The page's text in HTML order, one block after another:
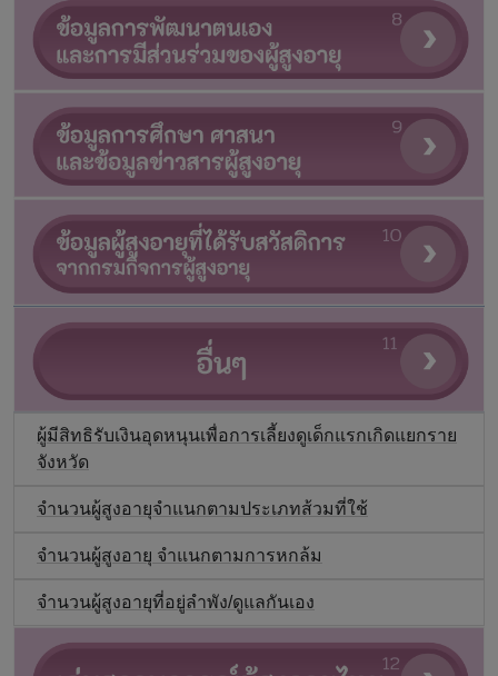
ผู้มีสิทธิรับเงินอุดหนุนเพื่อการเลี้ยงดูเด็กแรกเกิดแยกราย
จังหวัด
จำนวนผู้สูงอายุจำแนกตามประเภทส้วมที่ใช้
จำนวนผู้สูงอายุ จำแนกตามการหกล้ม
จำนวนผู้สูงอายุที่อยู่ลำพัง/ดูแลกันเอง